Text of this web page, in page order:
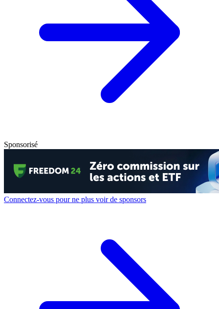
Sponsorisé
Connectez-vous pour ne plus voir de sponsors